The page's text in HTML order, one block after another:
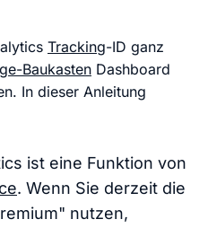
Tracking-ID ganz
Baukasten Dashboard
In dieser Anleitung
ist eine Funktion von
. Wenn Sie derzeit die
nutzen,